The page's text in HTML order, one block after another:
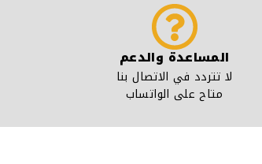
المساعدة والدعم
لا تتردد في الاتصال بنا
متاح على الواتساب